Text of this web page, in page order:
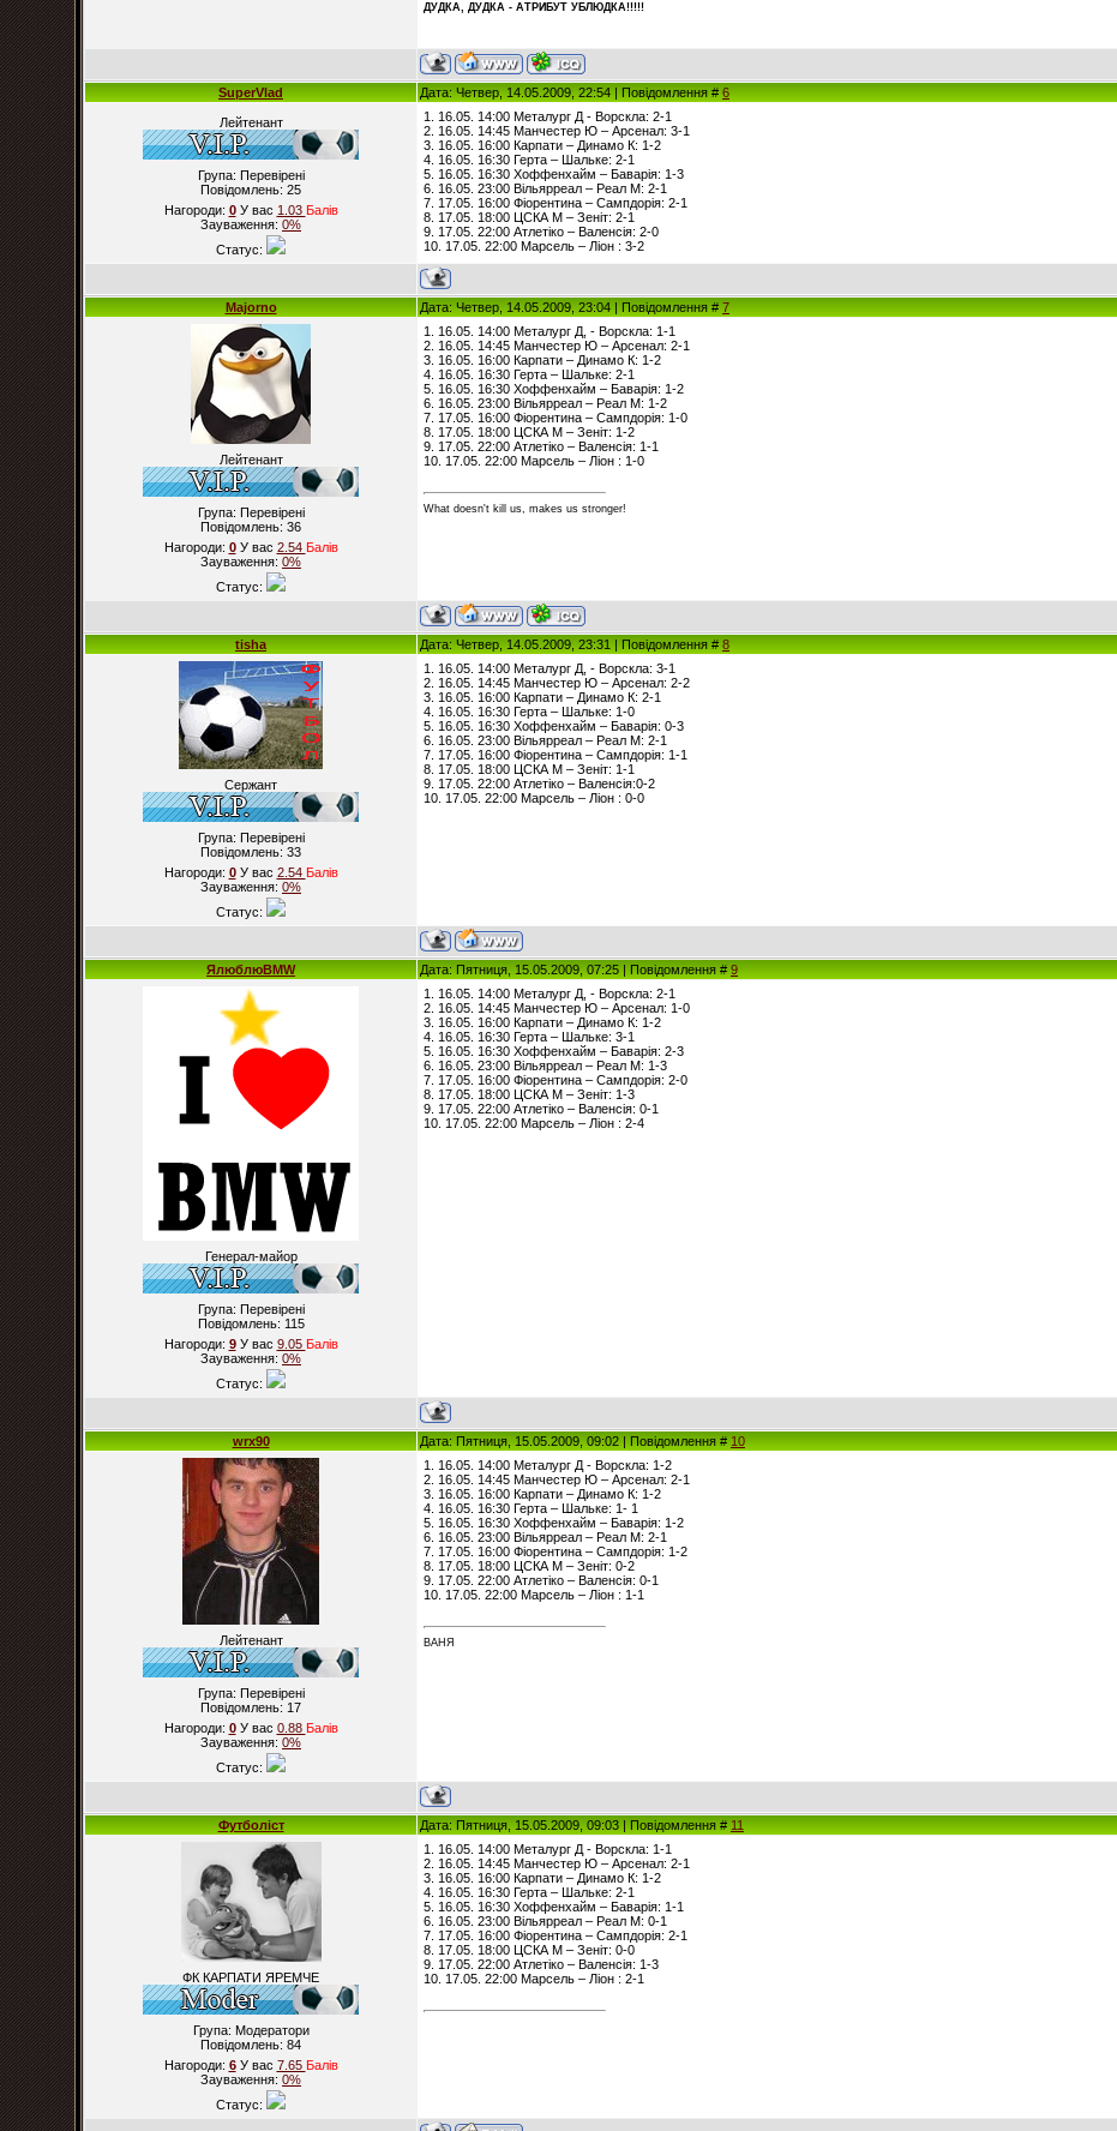
ДУДКА, ДУДКА - АТРИБУT УБЛЮДКА!!!!!
SuperVlad Дата: Четвер, 14.05.2009, 22:54 | Повідомлення #6
Лейтенант
Група: Перевірені
Повідомлень: 25
Нагороди: 0У вас 1.03 Балiв
Зауваження: 0%
Статус:
1. 16.05. 14:00 Металург Д - Ворскла: 2-1
2. 16.05. 14:45 Манчестер Ю – Арсенал: 3-1
3. 16.05. 16:00 Карпати – Динамо К: 1-2
4. 16.05. 16:30 Герта – Шальке: 2-1
5. 16.05. 16:30 Хоффенхайм – Баварія: 1-3
6. 16.05. 23:00 Вільярреал – Реал М: 2-1
7. 17.05. 16:00 Фіорентина – Сампдорія: 2-1
8. 17.05. 18:00 ЦСКА М – Зеніт: 2-1
9. 17.05. 22:00 Атлетіко – Валенсія: 2-0
10. 17.05. 22:00 Марсель – Ліон : 3-2
Majorno Дата: Четвер, 14.05.2009, 23:04 | Повідомлення #7
Лейтенант
Група: Перевірені
Повідомлень: 36
Нагороди: 0У вас 2.54 Балiв
Зауваження: 0%
Статус:
1. 16.05. 14:00 Металург Д, - Ворскла: 1-1
2. 16.05. 14:45 Манчестер Ю – Арсенал: 2-1
3. 16.05. 16:00 Карпати – Динамо К: 1-2
4. 16.05. 16:30 Герта – Шальке: 2-1
5. 16.05. 16:30 Хоффенхайм – Баварія: 1-2
6. 16.05. 23:00 Вільярреал – Реал М: 1-2
7. 17.05. 16:00 Фіорентина – Сампдорія: 1-0
8. 17.05. 18:00 ЦСКА М – Зеніт: 1-2
9. 17.05. 22:00 Атлетіко – Валенсія: 1-1
10. 17.05. 22:00 Марсель – Ліон : 1-0
What doesn't kill us, makes us stronger!
tisha Дата: Четвер, 14.05.2009, 23:31 | Повідомлення #8
Сержант
Група: Перевірені
Повідомлень: 33
Нагороди: 0У вас 2.54 Балiв
Зауваження: 0%
Статус:
1. 16.05. 14:00 Металург Д, - Ворскла: 3-1
2. 16.05. 14:45 Манчестер Ю – Арсенал: 2-2
3. 16.05. 16:00 Карпати – Динамо К: 2-1
4. 16.05. 16:30 Герта – Шальке: 1-0
5. 16.05. 16:30 Хоффенхайм – Баварія: 0-3
6. 16.05. 23:00 Вільярреал – Реал М: 2-1
7. 17.05. 16:00 Фіорентина – Сампдорія: 1-1
8. 17.05. 18:00 ЦСКА М – Зеніт: 1-1
9. 17.05. 22:00 Атлетіко – Валенсія:0-2
10. 17.05. 22:00 Марсель – Ліон : 0-0
ЯлюблюBMW Дата: Пятниця, 15.05.2009, 07:25 | Повідомлення #9
Генерал-майор
Група: Перевірені
Повідомлень: 115
Нагороди: 9У вас 9.05 Балiв
Зауваження: 0%
Статус:
1. 16.05. 14:00 Металург Д, - Ворскла: 2-1
2. 16.05. 14:45 Манчестер Ю – Арсенал: 1-0
3. 16.05. 16:00 Карпати – Динамо К: 1-2
4. 16.05. 16:30 Герта – Шальке: 3-1
5. 16.05. 16:30 Хоффенхайм – Баварія: 2-3
6. 16.05. 23:00 Вільярреал – Реал М: 1-3
7. 17.05. 16:00 Фіорентина – Сампдорія: 2-0
8. 17.05. 18:00 ЦСКА М – Зеніт: 1-3
9. 17.05. 22:00 Атлетіко – Валенсія: 0-1
10. 17.05. 22:00 Марсель – Ліон : 2-4
wrx90 Дата: Пятниця, 15.05.2009, 09:02 | Повідомлення # 10
Лейтенант
Група: Перевірені
Повідомлень: 17
Нагороди: 0У вас 0.88 Балiв
Зауваження: 0%
Статус:
1. 16.05. 14:00 Металург Д - Ворскла: 1-2
2. 16.05. 14:45 Манчестер Ю – Арсенал: 2-1
3. 16.05. 16:00 Карпати – Динамо К: 1-2
4. 16.05. 16:30 Герта – Шальке: 1- 1
5. 16.05. 16:30 Хоффенхайм – Баварія: 1-2
6. 16.05. 23:00 Вільярреал – Реал М: 2-1
7. 17.05. 16:00 Фіорентина – Сампдорія: 1-2
8. 17.05. 18:00 ЦСКА М – Зеніт: 0-2
9. 17.05. 22:00 Атлетіко – Валенсія: 0-1
10. 17.05. 22:00 Марсель – Ліон : 1-1
ВАНЯ
Футболіст Дата: Пятниця, 15.05.2009, 09:03 | Повідомлення # 11
ФК КАРПАТИ ЯРЕМЧЕ
Група: Модератори
Повідомлень: 84
Нагороди: 6У вас 7.65 Балiв
Зауваження: 0%
Статус:
1. 16.05. 14:00 Металург Д - Ворскла: 1-1
2. 16.05. 14:45 Манчестер Ю – Арсенал: 2-1
3. 16.05. 16:00 Карпати – Динамо К: 1-2
4. 16.05. 16:30 Герта – Шальке: 2-1
5. 16.05. 16:30 Хоффенхайм – Баварія: 1-1
6. 16.05. 23:00 Вільярреал – Реал М: 0-1
7. 17.05. 16:00 Фіорентина – Сампдорія: 2-1
8. 17.05. 18:00 ЦСКА М – Зеніт: 0-0
9. 17.05. 22:00 Атлетіко – Валенсія: 1-3
10. 17.05. 22:00 Марсель – Ліон : 2-1